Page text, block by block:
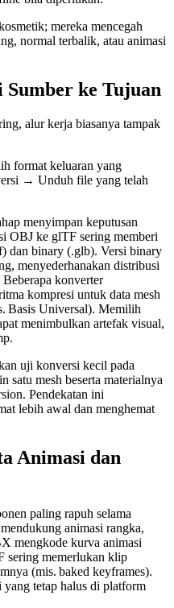
mereka mencegah
normal terbalik, atau animasi
ke Tujuan
alur kerja biasanya tampak
format keluaran yang
→ Unduh file yang telah
menyimpan keputusan
OBJ ke glTF sering memberi
dan binary (.glb). Versi binary
menyederhanakan distribusi
konverter
kompresi untuk data mesh
Basis Universal). Memilih
menimbulkan artefak visual,
uji konversi kecil pada
satu mesh beserta materialnya
Pendekatan ini
lebih awal dan menghemat
Animasi dan
paling rapuh selama
animasi rangka,
mengkode kurva animasi
sering memerlukan klip
(mis. baked keyframes).
tetap halus di platform